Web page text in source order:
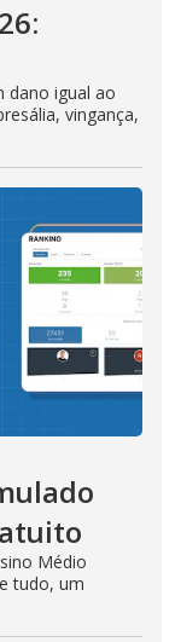
dano igual ao
vingança,
Médio
tudo, um